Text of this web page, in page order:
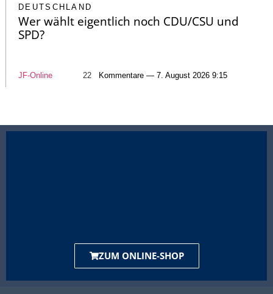
DEUTSCHLAND
Wer wählt eigentlich noch CDU/CSU und
SPD?
JF-Online 22 Kommentare — 7. August 2026 9:15
ZUM ONLINE-SHOP